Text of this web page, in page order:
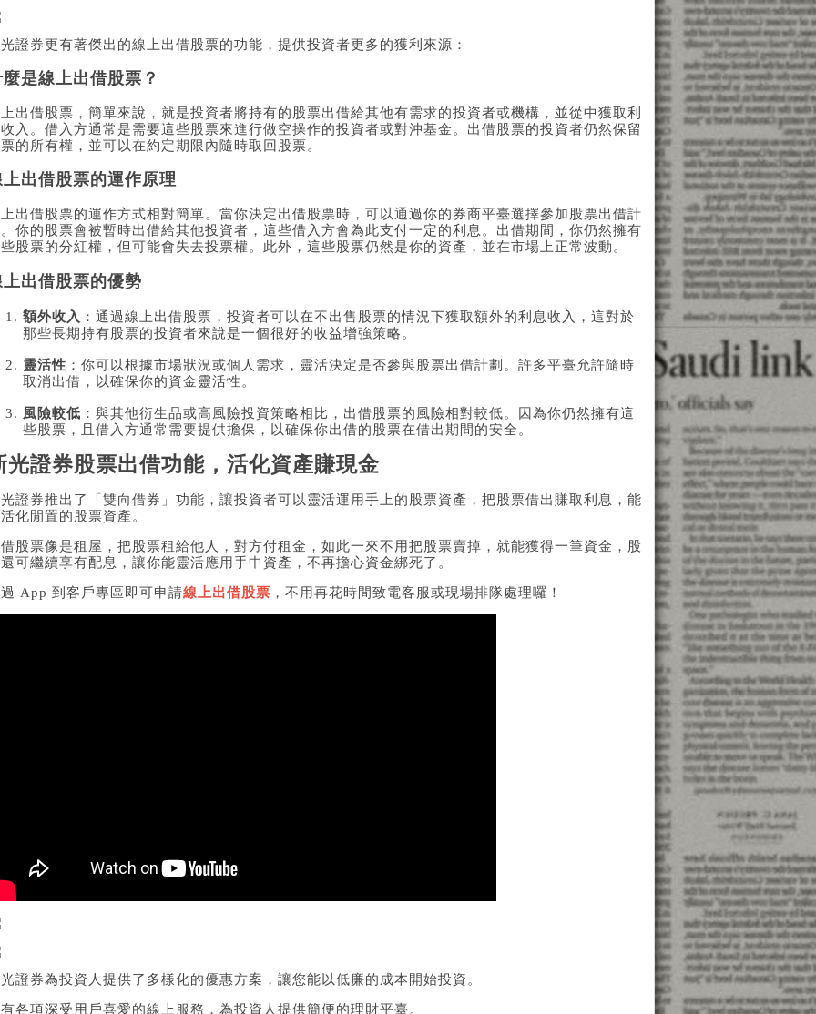
證券更有著傑出的線上出借股票的功能，提供投資者更多的獲利來源：
麼是線上出借股票？
出借股票，簡單來說，就是投資者將持有的股票出借給其他有需求的投資者或機構，並從中獲取利
入。借入方通常是需要這些股票來進行做空操作的投資者或對沖基金。出借股票的投資者仍然保留
的所有權，並可以在約定期限內隨時取回股票。
上出借股票的運作原理
出借股票的運作方式相對簡單。當你決定出借股票時，可以通過你的券商平臺選擇參加股票出借計
你的股票會被暫時出借給其他投資者，這些借入方會為此支付一定的利息。出借期間，你仍然擁有
股票的分紅權，但可能會失去投票權。此外，這些股票仍然是你的資產，並在市場上正常波動。
上出借股票的優勢
額外收入 ：通過線上出借股票，投資者可以在不出售股票的情況下獲取額外的利息收入，這對於
那些長期持有股票的投資者來說是一個很好的收益增強策略。
靈活性 ：你可以根據市場狀況或個人需求，靈活決定是否參與股票出借計劃。許多平臺允許隨時
取消出借，以確保你的資金靈活性。
風險較低 ：與其他衍生品或高風險投資策略相比，出借股票的風險相對較低。因為你仍然擁有這
些股票，且借入方通常需要提供擔保，以確保你出借的股票在借出期間的安全。
光證券股票出借功能，活化資產賺現金
證券推出了「雙向借券」功能，讓投資者可以靈活運用手上的股票資產，把股票借出賺取利息，能
化閒置的股票資產。
股票像是租屋，把股票租給他人，對方付租金，如此一來不用把股票賣掉，就能獲得一筆資金，股
可繼續享有配息，讓你能靈活應用手中資產，不再擔心資金綁死了。
App 到客戶專區即可申請線上出借股票 ，不用再花時間致電客服或現場排隊處理囉！
證券為投資人提供了多樣化的優惠方案，讓您能以低廉的成本開始投資。
各項深受用戶喜愛的線上服務，為投資人提供簡便的理財平臺。